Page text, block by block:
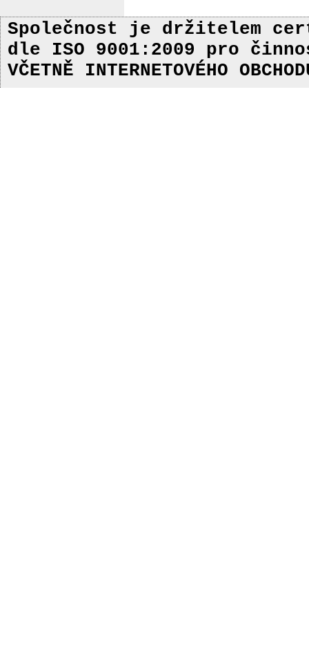
Společnost je držitelem
dle ISO 9001:2009 pro
VČETNĚ INTERNETOVÉHO